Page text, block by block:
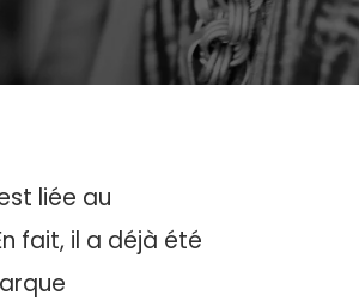
liée au
fait, il a déjà été